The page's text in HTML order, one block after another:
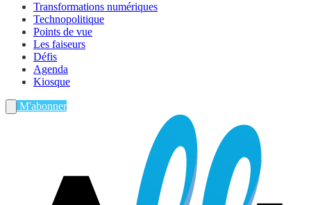
Transformations numériques
Technopolitique
Points de vue
Les faiseurs
Défis
Agenda
Kiosque
M'abonner